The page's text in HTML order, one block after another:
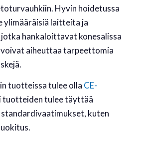
Hyvin hoidetussa
ylimääräisiä laitteita ja
hankaloittavat konesalissa
aiheuttaa tarpeettomia
tuotteissa tulee olla CE-
tuotteiden tulee täyttää
standardivaatimukset, kuten